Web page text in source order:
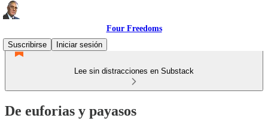
Four Freedoms
Suscribirse
Iniciar sesión
Lee sin distracciones en Substack
De euforias y payasos